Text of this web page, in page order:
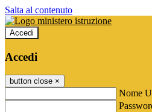
Salta al contenuto
Accedi
Accedi
button close ×
Nome